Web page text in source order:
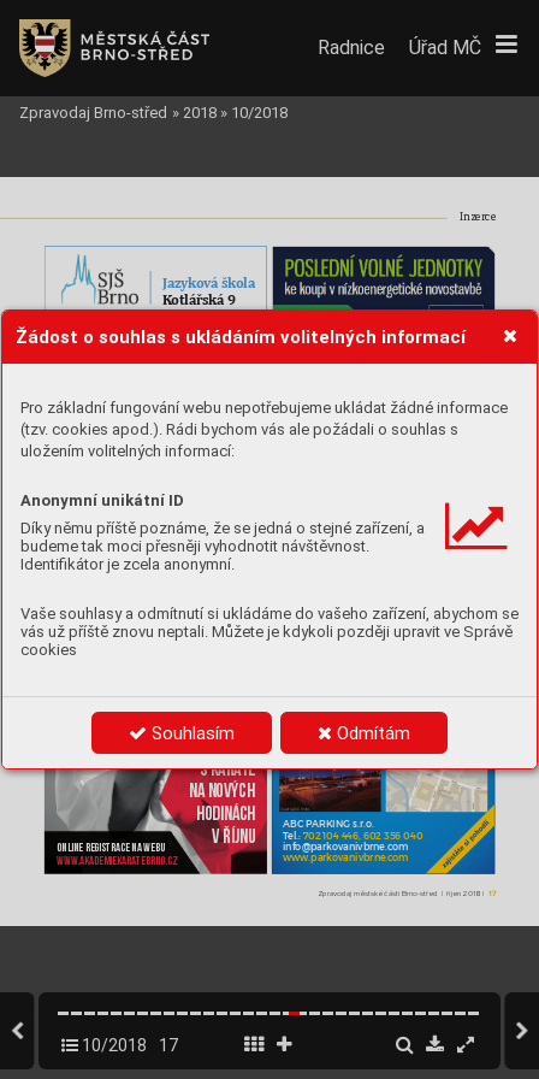
Žádost o souhlas s ukládáním volitelných informací
Pro základní fungování webu nepotřebujeme ukládat žádné informace
(tzv. cookies apod.). Rádi bychom vás ale požádali o souhlas s
uložením volitelných informací:
Anonymní unikátní ID
Díky němu příště poznáme, že se jedná o stejné zařízení, a
budeme tak moci přesněji vyhodnotit návštěvnost.
Identifikátor je zcela anonymní.
Vaše souhlasy a odmítnutí si ukládáme do vašeho zařízení, abychom se
vás už příště znovu neptali. Můžete je kdykoli později upravit ve Správě
cookies
Souhlasím Odmítám
Inzerce
Zpravodaj městské části Brno-střed|říjen 2018|17
A B C
uto  ena
ABC PARKING s.r.o.
Tel.: 702 104 446, 602 356 040
info@parkovanivbrne.com
www.parkovanivbrne.com


 
Jazyková škola



 
 


Začněte
s karate
na nových
hodinách
v říjnu
Online registrace na webu
www.akademiekaratebrno. cz
Radnice Úřad MČ
Zpravodaj Brno-střed » 2018 » 10/2018
10/2018 17